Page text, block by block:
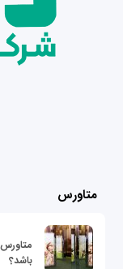
متاورس
باشد؟